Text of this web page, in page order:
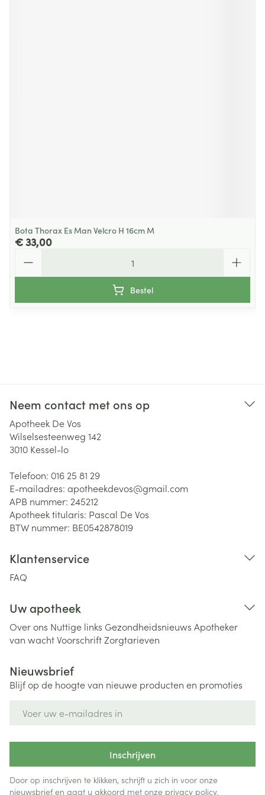
Bota Thorax Es Man Velcro H 16cm M
€ 33,00
Bestel
Neem contact met ons op
Apotheek De Vos
Wilselsesteenweg 142
3010 Kessel-lo
Telefoon: 016 25 81 29
E-mailadres: apotheekdevos@gmail.com
APB nummer: 245212
Apotheek titularis: Pascal De Vos
BTW nummer: BE0542878019
Klantenservice
FAQ
Uw apotheek
Over ons Nuttige links Gezondheidsnieuws Apotheker
van wachtVoorschriftZorgtarieven
Nieuwsbrief
Blijf op de hoogte van nieuwe producten en promoties
Inschrijven
Door op inschrijven te klikken, schrijft u zich in voor onze
nieuwsbrief en gaat u akkoord met onze privacy policy.